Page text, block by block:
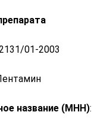
01-2003
название (МНН):